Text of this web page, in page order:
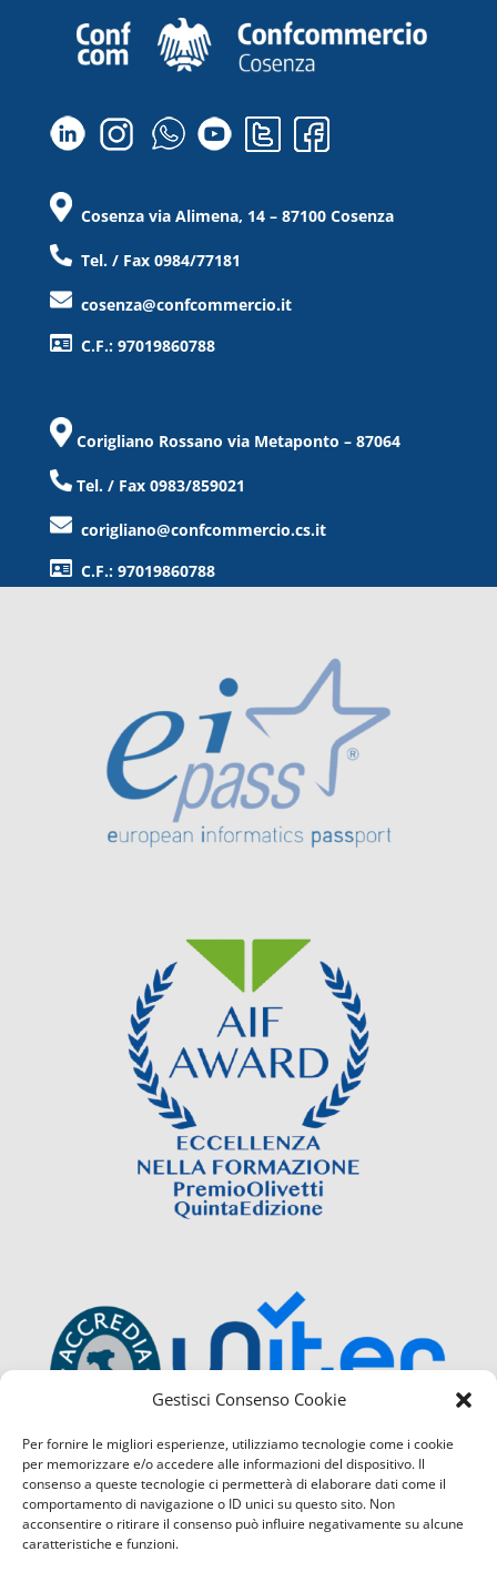
Gestisci Consenso Cookie
Per fornire le migliori esperienze, utilizziamo tecnologie come i cookie
per memorizzare e/o accedere alle informazioni del dispositivo. Il
consenso a queste tecnologie ci permetterà di elaborare dati come il
comportamento di navigazione o ID unici su questo sito. Non
acconsentire o ritirare il consenso può influire negativamente su alcune
caratteristiche e funzioni.
Cosenza via Alimena, 14 – 87100 Cosenza
Tel. / Fax 0984/77181
cosenza@confcommercio.it
C.F.: 97019860788
Corigliano Rossano via Metaponto – 87064
Tel. / Fax 0983/859021
corigliano@confcommercio.cs.it
C.F.: 97019860788